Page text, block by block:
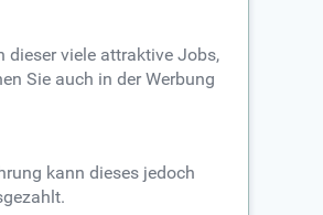
dieser viele attraktive Jobs,
Sie auch in der Werbung
kann dieses jedoch